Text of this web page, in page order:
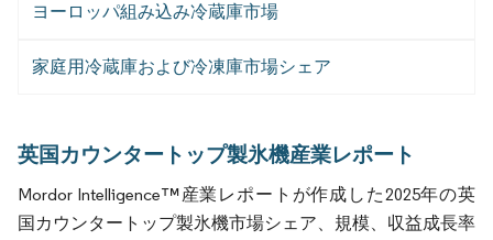
ヨーロッパ組み込み冷蔵庫市場
家庭用冷蔵庫および冷凍庫市場シェア
英国カウンタートップ製氷機産業レポート
Mordor Intelligence™産業レポートが作成した2025年の英
国カウンタートップ製氷機市場シェア、規模、収益成長率